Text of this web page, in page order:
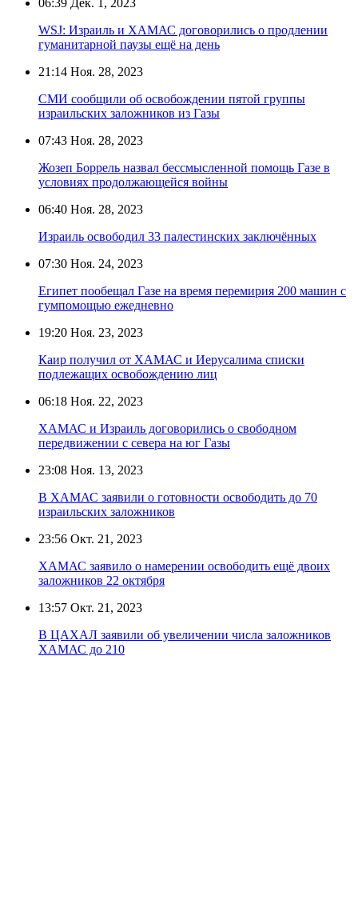
WSJ: Израиль и ХАМАС договорились о продлении
гуманитарной паузы ещё на день
21:14 Ноя. 28, 2023
СМИ сообщили об освобождении пятой группы
израильских заложников из Газы
07:43 Ноя. 28, 2023
Жозеп Боррель назвал бессмысленной помощь Газе в
условиях продолжающейся войны
06:40 Ноя. 28, 2023
Израиль освободил 33 палестинских заключённых
07:30 Ноя. 24, 2023
Египет пообещал Газе на время перемирия 200 машин с
гумпомощью ежедневно
19:20 Ноя. 23, 2023
Каир получил от ХАМАС и Иерусалима списки
подлежащих освобождению лиц
06:18 Ноя. 22, 2023
ХАМАС и Израиль договорились о свободном
передвижении с севера на юг Газы
23:08 Ноя. 13, 2023
В ХАМАС заявили о готовности освободить до 70
израильских заложников
23:56 Окт. 21, 2023
ХАМАС заявило о намерении освободить ещё двоих
заложников 22 октября
13:57 Окт. 21, 2023
В ЦАХАЛ заявили об увеличении числа заложников
ХАМАС до 210